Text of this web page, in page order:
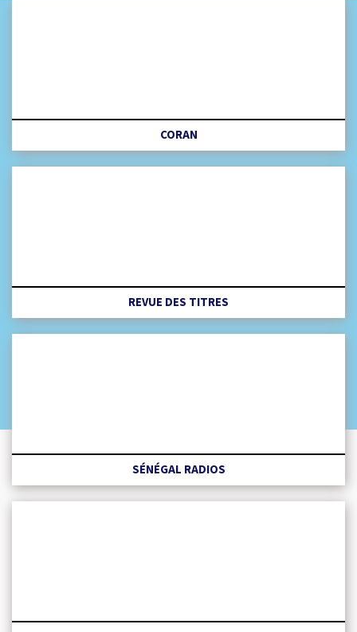
CORAN
REVUE DES TITRES
SÉNÉGAL RADIOS